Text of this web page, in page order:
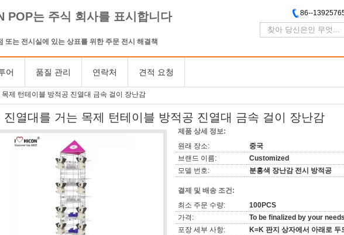
POP는 주식 회사를 표시합니다
또는 전시실에 있는 상표를 위한 주문 전시 해결책
86--
어 품질 관리 연락처 견적 요청
제 턴테이블 방적공 진열대 금속 걸이 장난감
진열대를 거는 목제 턴테이블 방적공 진열대 금속 걸이 장난감
제품 상세 정보:
원래 장소:
중국
브랜드 이름:
Customized
모델 번호:
분홍색 장난감 전시 방적공
결제 및 배송 조건:
최소 주문 수량:
100PCS
가격:
To be finalized by your needs
포장 세부 사항:
K=K 판지 상자에서 아래로 두